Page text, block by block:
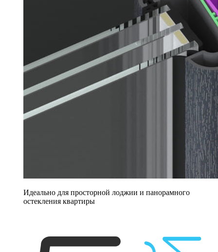
Идеально для просторной лоджии и панорамного
остекления квартиры